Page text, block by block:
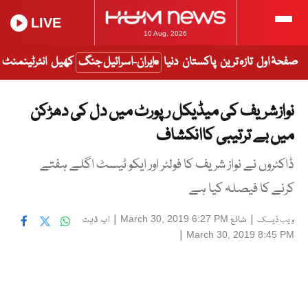
10 Aug, 2026
LIVE
صفحۂ اول تازہ ترین پاکستان دنیا ایران-اسرائیل جنگ کھیل انٹرٹینمنٹ
نوازشریف کی میڈیکل رپورٹ میں دل کی دھڑکن
میں بے ترتیبی کاانکشاف
ڈاکٹروں نے نواز شریف کا فولٹر اور ایکو ٹیسٹ اگلے ہفتے
کرنے کا فیصلہ کیا ہے
ویب ڈیسک | شائع March 30, 2019 6:27 PM
| اپ ڈیٹ
March 30, 2019 8:45 PM
|